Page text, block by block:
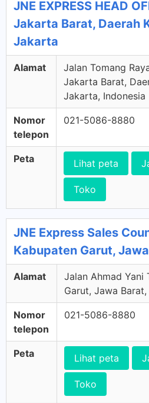
JNE EXPRESS HEAD
Jakarta Barat, Daerah
Jakarta
Alamat
Jalan Tomang
Jakarta Barat,
Jakarta, Indonesia
Nomor
telepon
021-5086-8880
Peta Lihat peta
Toko
JNE Express Sales
Kabupaten Garut,
Alamat
Jalan Ahmad Yani
Garut, Jawa
Nomor
telepon
021-5086-8880
Peta Lihat peta
Toko